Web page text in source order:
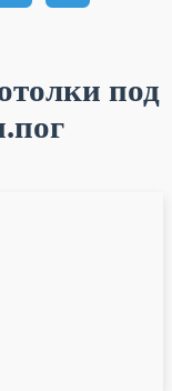
под